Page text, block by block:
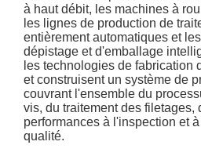
à haut débit, les machines à
les lignes de production de
entièrement automatiques et
dépistage et d'emballage
les technologies de fabrication
et construisent un système de
couvrant l'ensemble du
vis, du traitement des filetages,
performances à l'inspection et
qualité.